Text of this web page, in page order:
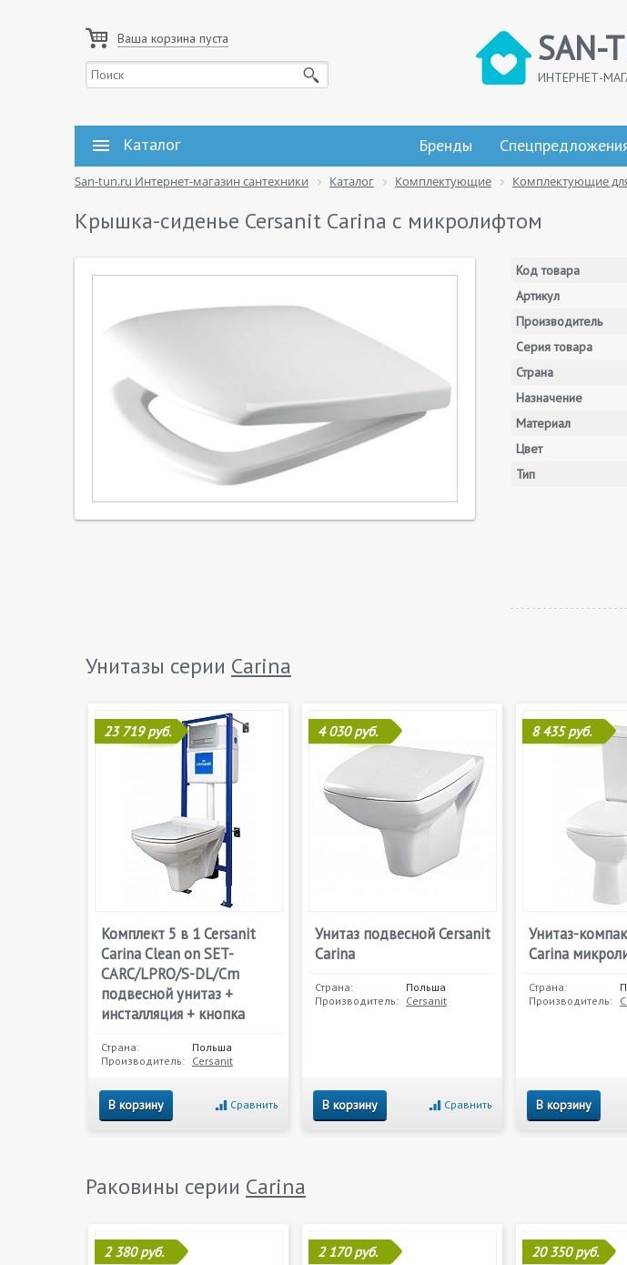
Ваша корзина пуста SAN-
ИНТЕРНЕТ-
Каталог Бренды
San-tun.ru Интернет-магазин сантехники Каталог Комплектующие Комплектующие
Крышка-сиденье Cersanit Carina с микролифтом
Код товара
Артикул
Производитель
Серия товара
Страна
Назначение
Материал
Цвет
Тип
Унитазы серии Carina
23 719 руб.
Комплект 5 в 1 Cersanit
Carina Clean on SET-
CARC/LPRO/S-DL/Cm
подвесной унитаз +
инсталляция + кнопка
Страна:
Польша
Производитель: Cersanit
В корзину Сравнить
4 030 руб.
Унитаз подвесной Cersanit
Сarina
Страна:
Польша
Производитель: Cersanit
В корзину Сравнить
8 435 руб.
Унитаз-
Carina
Страна:
Производитель:
В корзину
Раковины серии Carina
2 380 руб. 2 170 руб. 20 350 руб.